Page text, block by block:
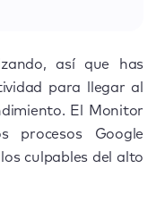
así que has
para llegar al
El Monitor
procesos Google
culpables del alto